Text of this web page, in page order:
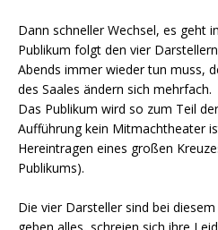
Dann schneller Wechsel, es geht
Publikum folgt den vier
Abends immer wieder tun muss,
des Saales ändern sich mehrfach.
Das Publikum wird so zum Teil
Aufführung kein Mitmachtheater
Hereintragen eines großen
Publikums).
Die vier Darsteller sind bei
geben alles, schreien sich ihre